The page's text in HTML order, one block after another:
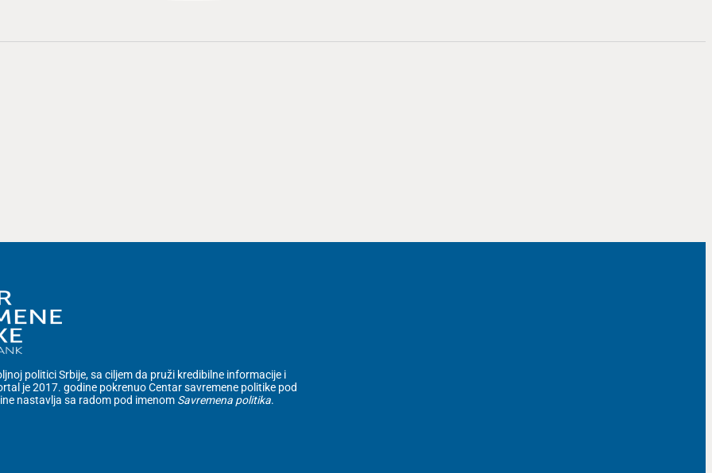
politici Srbije, sa ciljem da pruži kredibilne informacije i
je 2017. godine pokrenuo Centar savremene politike pod
nastavlja sa radom pod imenom Savremena politika.